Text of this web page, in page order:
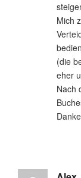
Mich
(die
eher
Nach